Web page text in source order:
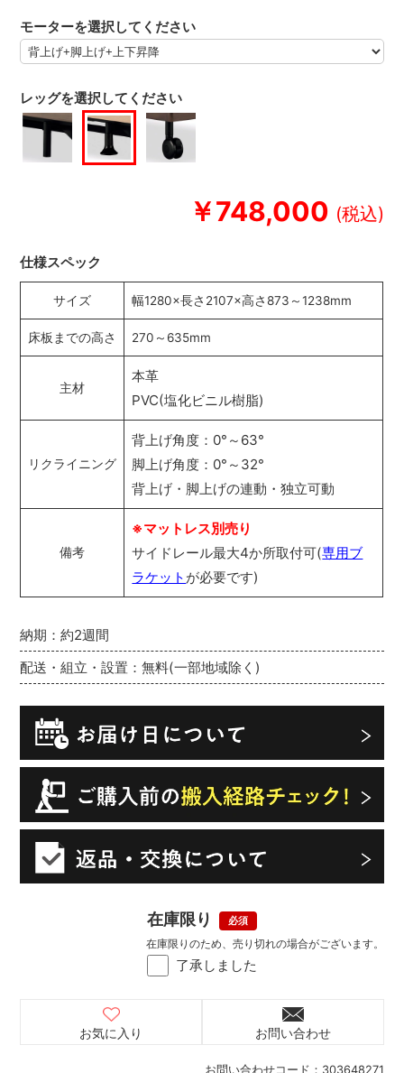
￥748,000
お問い合わせコード： 303648271
納期：約2週間
配送・組立・設置：無料(一部地域除く)
在庫限り
了承しました
在庫限りのため、売り切れの場合がございます。
モーターを選択してください
レッグを選択してください
お気に入り お問い合わせ
仕様スペック
サイズ 幅1280×長さ2107×高さ873～1238mm
床板までの高さ 270～635mm
主材
本革
PVC(塩化ビニル樹脂)
リクライニング
背上げ角度：0°～63°
脚上げ角度：0°～32°
背上げ・脚上げの連動・独立可動
備考
※マットレス別売り
サイドレール最大4か所取付可(専用ブ
ラケット が必要です)